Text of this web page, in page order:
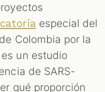
especial del
Colombia por la
un estudio
de SARS-
qué proporción